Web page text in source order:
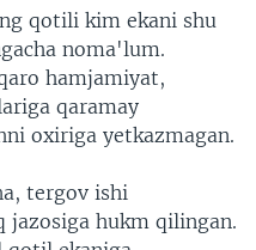
qotili kim ekani shu
noma'lum.
hamjamiyat,
qaramay
oxiriga yetkazmagan.
tergov ishi
jazosiga hukm qilingan.